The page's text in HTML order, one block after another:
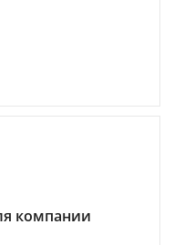
компании